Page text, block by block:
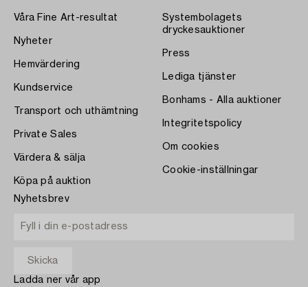
Våra Fine Art-resultat
Nyheter
Hemvärdering
Kundservice
Transport och uthämtning
Private Sales
Värdera & sälja
Köpa på auktion
Systembolagets
dryckesauktioner
Press
Lediga tjänster
Bonhams - Alla auktioner
Integritetspolicy
Om cookies
Cookie-inställningar
Nyhetsbrev
Ladda ner vår app